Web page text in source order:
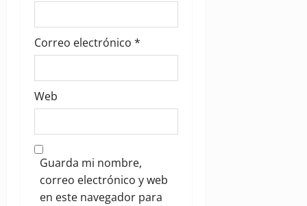
Correo electrónico *
Web
Guarda mi nombre,
correo electrónico y web
en este navegador para